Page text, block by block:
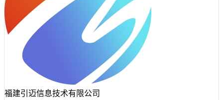
福建引迈信息技术有限公司